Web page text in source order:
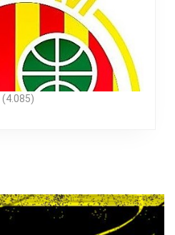
(4.085)